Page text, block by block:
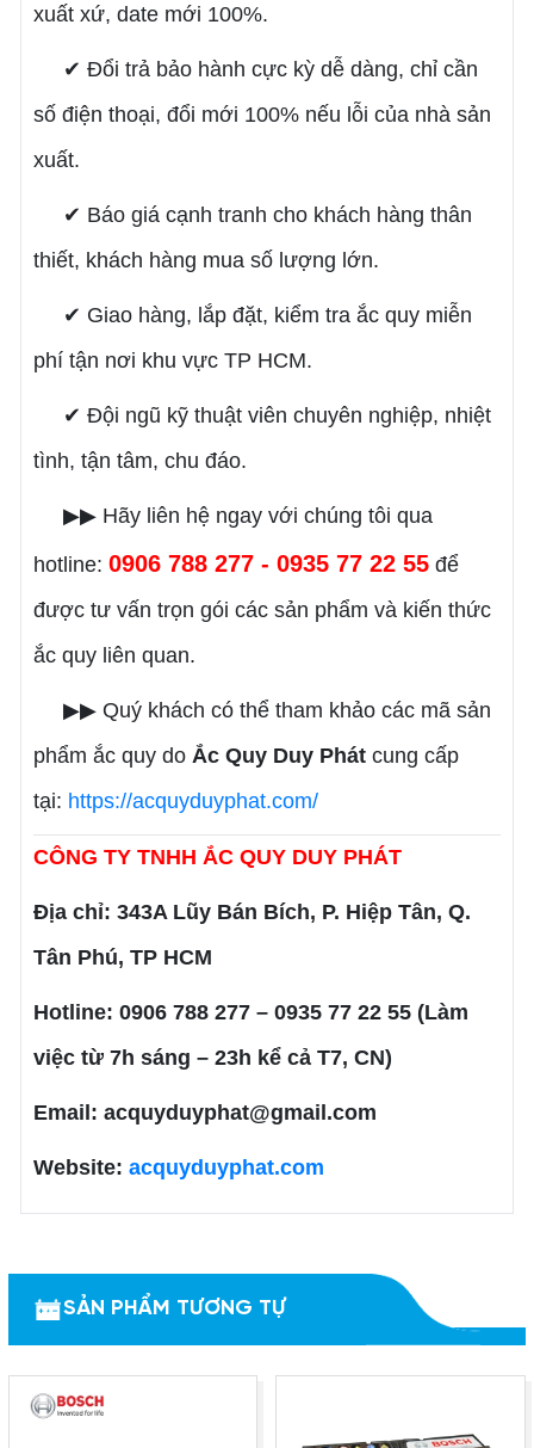
xuất xứ, date mới 100%.
✔ Đổi trả bảo hành cực kỳ dễ dàng, chỉ cần
số điện thoại, đổi mới 100% nếu lỗi của nhà sản
xuất.
✔ Báo giá cạnh tranh cho khách hàng thân
thiết, khách hàng mua số lượng lớn.
✔ Giao hàng, lắp đặt, kiểm tra ắc quy miễn
phí tận nơi khu vực TP HCM.
✔ Đội ngũ kỹ thuật viên chuyên nghiệp, nhiệt
tình, tận tâm, chu đáo.
▶▶ Hãy liên hệ ngay với chúng tôi qua
hotline: 0906 788 277 - 0935 77 22 55để
được tư vấn trọn gói các sản phẩm và kiến thức
ắc quy liên quan.
▶▶ Quý khách có thể tham khảo các mã sản
phẩm ắc quy do Ắc Quy Duy Phátcung cấp
tại: https://acquyduyphat.com/
CÔNG TY TNHH ẮC QUY DUY PHÁT
Địa chỉ: 343A Lũy Bán Bích, P. Hiệp Tân, Q.
Tân Phú, TP HCM
Hotline: 0906 788 277 – 0935 77 22 55 (Làm
việc từ 7h sáng – 23h kể cả T7, CN)
Email: acquyduyphat@gmail.com
Website: acquyduyphat.com
SẢN PHẨM TƯƠNG TỰ